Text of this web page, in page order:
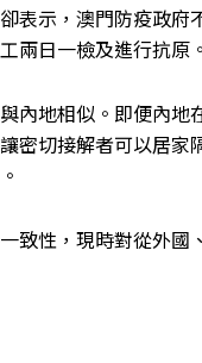
表示，澳門防疫政
兩日一檢及進行抗原
內地相似。即便內
密切接解者可以居
致性，現時對從外